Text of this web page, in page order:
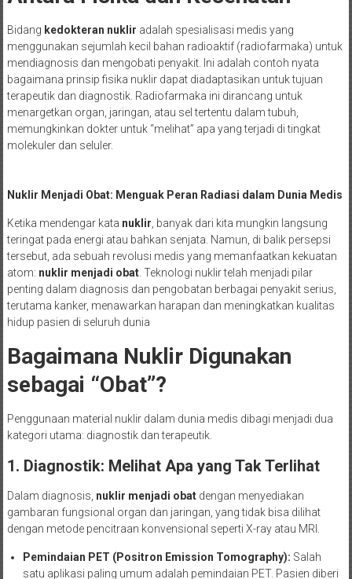
Bidang kedokteran nuklir adalah spesialisasi medis yang
menggunakan sejumlah kecil bahan radioaktif (radiofarmaka) untuk
mendiagnosis dan mengobati penyakit. Ini adalah contoh nyata
bagaimana prinsip fisika nuklir dapat diadaptasikan untuk tujuan
terapeutik dan diagnostik. Radiofarmaka ini dirancang untuk
menargetkan organ, jaringan, atau sel tertentu dalam tubuh,
memungkinkan dokter untuk “melihat” apa yang terjadi di tingkat
molekuler dan seluler.
Nuklir Menjadi Obat: Menguak Peran Radiasi dalam Dunia Medis
Ketika mendengar kata nuklir , banyak dari kita mungkin langsung
teringat pada energi atau bahkan senjata. Namun, di balik persepsi
tersebut, ada sebuah revolusi medis yang memanfaatkan kekuatan
atom: nuklir menjadi obat. Teknologi nuklir telah menjadi pilar
penting dalam diagnosis dan pengobatan berbagai penyakit serius,
terutama kanker, menawarkan harapan dan meningkatkan kualitas
hidup pasien di seluruh dunia
Bagaimana Nuklir Digunakan
sebagai “Obat”?
Penggunaan material nuklir dalam dunia medis dibagi menjadi dua
kategori utama: diagnostik dan terapeutik.
1. Diagnostik: Melihat Apa yang Tak Terlihat
Dalam diagnosis, nuklir menjadi obatdengan menyediakan
gambaran fungsional organ dan jaringan, yang tidak bisa dilihat
dengan metode pencitraan konvensional seperti X-ray atau MRI.
Pemindaian PET (Positron Emission Tomography): Salah
satu aplikasi paling umum adalah pemindaian PET. Pasien diberi